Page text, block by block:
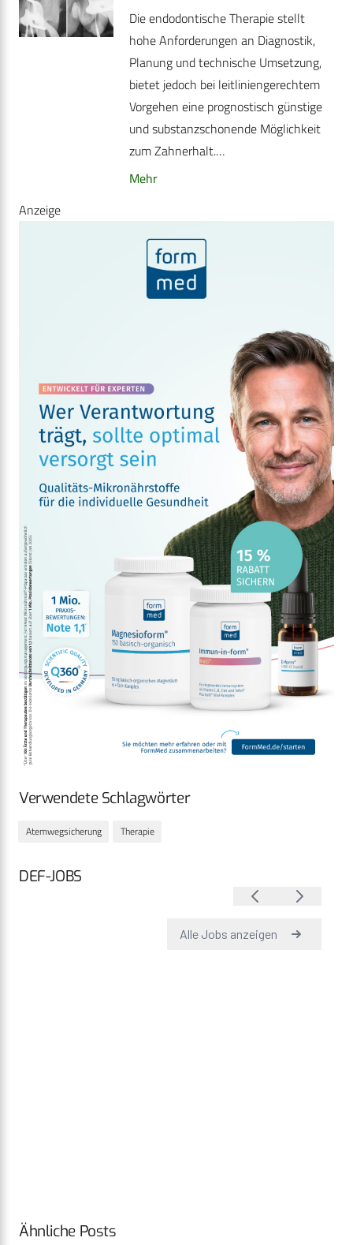
Die endodontische Therapie stellt
hohe Anforderungen an Diagnostik,
Planung und technische Umsetzung,
bietet jedoch bei leitliniengerechtem
Vorgehen eine prognostisch günstige
und substanzschonende Möglichkeit
zum Zahnerhalt.…
Mehr
Anzeige
Verwendete Schlagwörter
Atemwegsicherung Therapie
DEF-JOBS
Ähnliche Posts